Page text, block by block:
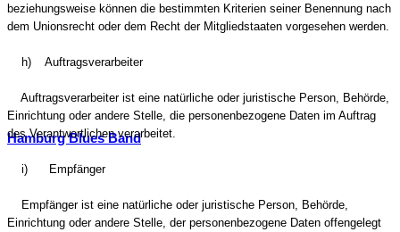
Hamburg Blues Band
beziehungsweise können die bestimmten Kriterien seiner Benennung nach
dem Unionsrecht oder dem Recht der Mitgliedstaaten vorgesehen werden.
h) Auftragsverarbeiter
Auftragsverarbeiter ist eine natürliche oder juristische Person, Behörde,
Einrichtung oder andere Stelle, die personenbezogene Daten im Auftrag
des Verantwortlichen verarbeitet.
i) Empfänger
Empfänger ist eine natürliche oder juristische Person, Behörde,
Einrichtung oder andere Stelle, der personenbezogene Daten offengelegt